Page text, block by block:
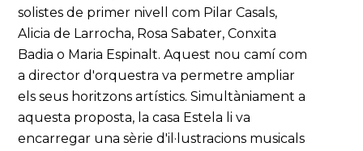
solistes de primer nivell com Pilar Casals,
Alicia de Larrocha, Rosa Sabater, Conxita
Badia o Maria Espinalt. Aquest nou camí com
a director d'orquestra va permetre ampliar
els seus horitzons artístics. Simultàniament a
aquesta proposta, la casa Estela li va
encarregar una sèrie d'il·lustracions musicals